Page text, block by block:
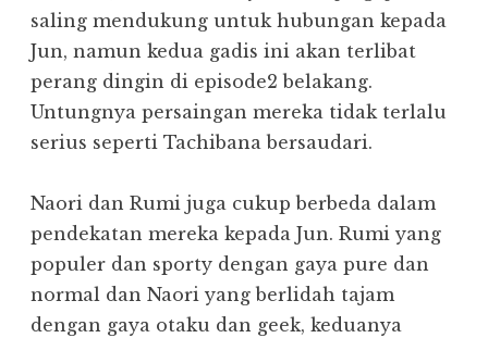
saling mendukung untuk hubungan kepada
Jun, namun kedua gadis ini akan terlibat
perang dingin di episode2 belakang.
Untungnya persaingan mereka tidak terlalu
serius seperti Tachibana bersaudari.
Naori dan Rumi juga cukup berbeda dalam
pendekatan mereka kepada Jun. Rumi yang
populer dan sporty dengan gaya pure dan
normal dan Naori yang berlidah tajam
dengan gaya otaku dan geek, keduanya